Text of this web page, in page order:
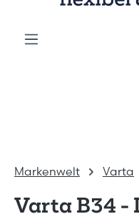
Markenwelt Varta
Varta B34 -